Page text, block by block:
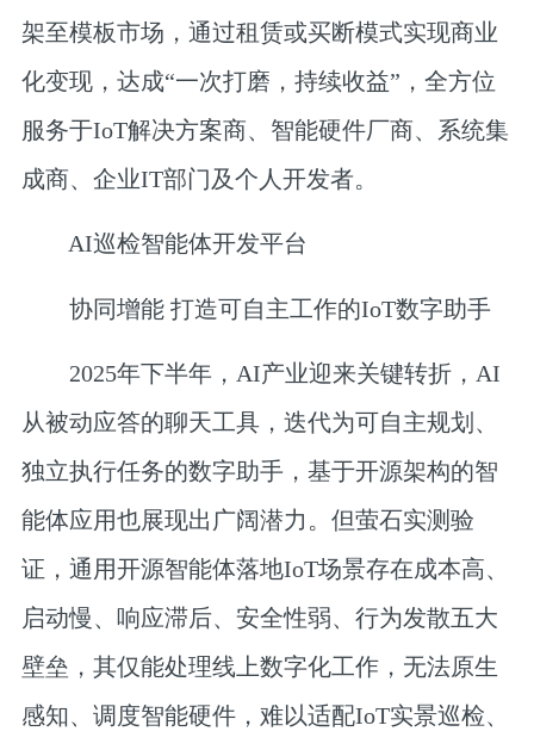
架至模板市场，通过租赁或买断模式实现商业
化变现，达成“一次打磨，持续收益”，全方位
服务于IoT解决方案商、智能硬件厂商、系统集
成商、企业IT部门及个人开发者。
AI巡检智能体开发平台
协同增能 打造可自主工作的IoT数字助手
2025年下半年，AI产业迎来关键转折，AI
从被动应答的聊天工具，迭代为可自主规划、
独立执行任务的数字助手，基于开源架构的智
能体应用也展现出广阔潜力。但萤石实测验
证，通用开源智能体落地IoT场景存在成本高、
启动慢、响应滞后、安全性弱、行为发散五大
壁垒，其仅能处理线上数字化工作，无法原生
感知、调度智能硬件，难以适配IoT实景巡检、